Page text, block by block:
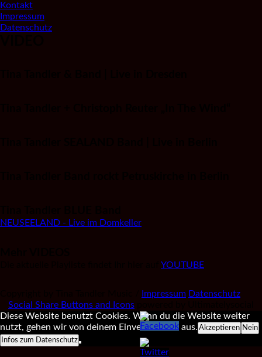
Kontakt
Impressum
Datenschutz
NEUSEELAND - Live im Domkeller
YOUTUBE
Impressum Datenschutz
Social Share Buttons and Icons
Diese Website benutzt Cookies. Wenn du die Website weiter
nutzt, gehen wir von deinem Einverständnis aus. Akzeptieren Nein
Infos zum Datenschutz